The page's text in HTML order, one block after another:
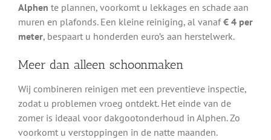
Alphen te plannen, voorkomt u lekkages en schade aan
muren en plafonds. Een kleine reiniging, al vanaf€ 4 per
meter, bespaart u honderden euro’s aan herstelwerk.
Meer dan alleen schoonmaken
Wij combineren reinigen met een preventieve inspectie,
zodat u problemen vroeg ontdekt. Het einde van de
zomer is ideaal voor dakgootonderhoud in Alphen. Zo
voorkomt u verstoppingen in de natte maanden.